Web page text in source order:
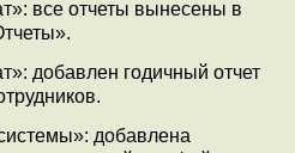
все отчеты вынесены в
добавлен годичный отчет
добавлена